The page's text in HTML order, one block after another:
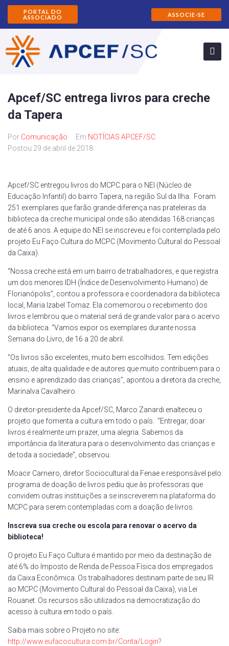
PORTAL DO
ASSOCIADO
ASSOCIE-SE
Apcef/SC entrega livros para creche
da Tapera
Por Comunicação Em NOTÍCIAS APCEF/SC
Postou 29 de abril de 2018
Apcef/SC entregou livros do MCPC para o NEI (Núcleo de
Educação Infantil) do bairro Tapera, na região Sul da Ilha. Foram
251 exemplares que farão grande diferença nas prateleiras da
biblioteca da creche municipal onde são atendidas 168 crianças
de até 6 anos. A equipe do NEI se inscreveu e foi contemplada pelo
projeto Eu Faço Cultura do MCPC (Movimento Cultural do Pessoal
da Caixa).
“Nossa creche está em um bairro de trabalhadores, e que registra
um dos menores IDH (Índice de Desenvolvimento Humano) de
Florianópolis”, contou a professora e coordenadora da biblioteca
local, Maria Izabel Tomaz. Ela comemorou o recebimento dos
livros e lembrou que o material será de grande valor para o acervo
da biblioteca. “Vamos expor os exemplares durante nossa
Semana do Livro, de 16 a 20 de abril.
“Os livros são excelentes, muito bem escolhidos. Tem edições
atuais, de alta qualidade e de autores que muito contribuem para o
ensino e aprendizado das crianças”, apontou a diretora da creche,
Marinalva Cavalheiro.
O diretor-presidente da Apcef/SC, Marco Zanardi enalteceu o
projeto que fomenta a cultura em todo o país. “Entregar, doar
livros é realmente um prazer, uma alegria. Sabemos da
importância da literatura para o desenvolvimento das crianças e
de toda a sociedade”, observou.
Moacir Carneiro, diretor Sociocultural da Fenae e responsável pelo
programa de doação de livros pediu que às professoras que
convidem outras instituições a se inscreverem na plataforma do
MCPC para serem contempladas com a doação de livros.
Inscreva sua creche ou escola para renovar o acervo da
biblioteca!
O projeto Eu Faço Cultura é mantido por meio da destinação de
até 6% do Imposto de Renda de Pessoa Física dos empregados
da Caixa Econômica. Os trabalhadores destinam parte de seu IR
ao MCPC (Movimento Cultural do Pessoal da Caixa), via Lei
Rouanet. Os recursos são utilizados na democratização do
acesso à cultura em todo o país.
Saiba mais sobre o Projeto no site:
http://www.eufacocultura.com.br/Conta/Login?